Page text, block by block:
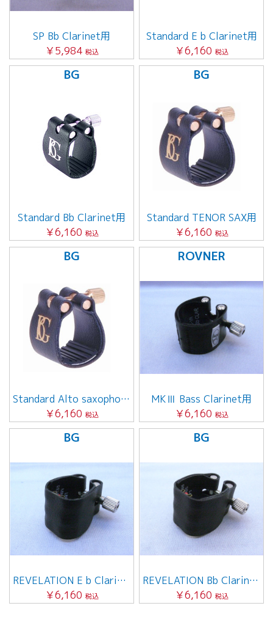
SP Bb Clarinet用
￥5,984 税込
Standard E b Clarinet用
￥6,160 税込
BG
Standard Bb Clarinet用
￥6,160 税込
BG
Standard TENOR SAX用
￥6,160 税込
BG
Standard Alto saxophone用
￥6,160 税込
ROVNER
MKⅢ Bass Clarinet用
￥6,160 税込
BG
REVELATION E b Clarinet用
￥6,160 税込
BG
REVELATION Bb Clarinet用
￥6,160 税込